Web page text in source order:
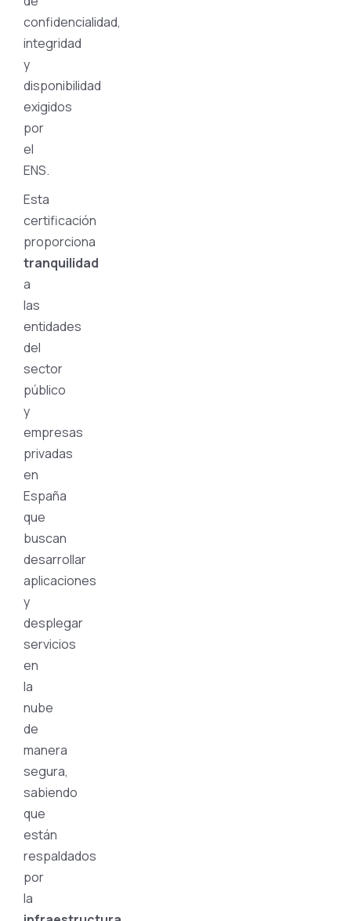
confidencialidad,
integridad
y
disponibilidad
exigidos
por
el
ENS.
Esta
certificación
proporciona
tranquilidad
a
las
entidades
del
sector
público
y
empresas
privadas
en
España
que
buscan
desarrollar
aplicaciones
y
desplegar
servicios
en
la
nube
de
manera
segura,
sabiendo
que
están
respaldados
por
la